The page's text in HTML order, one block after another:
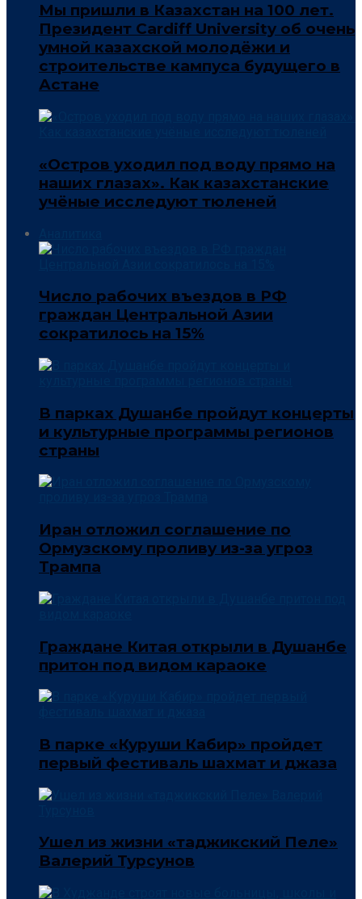
Мы пришли в Казахстан на 100 лет.
Президент Cardiff University об очень
умной казахской молодёжи и
строительстве кампуса будущего в
Астане
«Остров уходил под воду прямо на
наших глазах». Как казахстанские
учёные исследуют тюленей
Число рабочих въездов в РФ
граждан Центральной Азии
сократилось на 15%
В парках Душанбе пройдут концерты
и культурные программы регионов
страны
Иран отложил соглашение по
Ормузскому проливу из-за угроз
Трампа
Граждане Китая открыли в Душанбе
притон под видом караоке
В парке «Куруши Кабир» пройдет
первый фестиваль шахмат и джаза
Ушел из жизни «таджикский Пеле»
Валерий Турсунов